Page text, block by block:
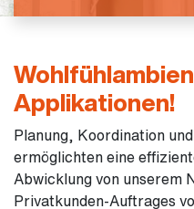
Applikationen!
Planung, Koordination
ermöglichten eine
Abwicklung von unserem
Privatkunden-Auftrages